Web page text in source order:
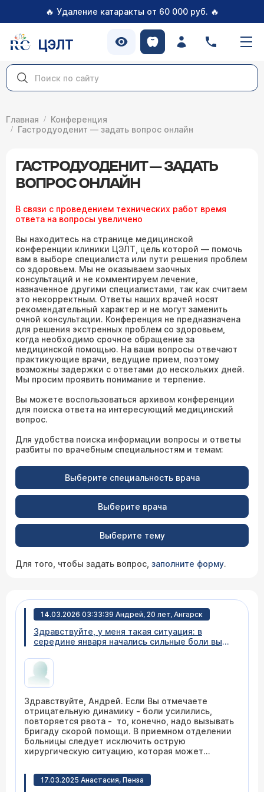
🔥 Удаление катаракты от 60 000 руб. 🔥
ЦЭЛТ
Главная
Конференция
Гастродуоденит — задать вопрос онлайн
ГАСТРОДУОДЕНИТ — ЗАДАТЬ
ВОПРОС ОНЛАЙН
В связи с проведением технических работ время
ответа на вопросы увеличено
Вы находитесь на странице медицинской
конференции клиники ЦЭЛТ, цель которой — помочь
вам в выборе специалиста или пути решения проблем
со здоровьем. Мы не оказываем заочных
консультаций и не комментируем лечение,
назначенное другими специалистами, так как считаем
это некорректным. Ответы наших врачей носят
рекомендательный характер и не могут заменить
очной консультации. Конференция не предназначена
для решения экстренных проблем со здоровьем,
когда необходимо срочное обращение за
медицинской помощью. На ваши вопросы отвечают
практикующие врачи, ведущие прием, поэтому
возможны задержки с ответами до нескольких дней.
Мы просим проявить понимание и терпение.
Вы можете воспользоваться архивом конференции
для поиска ответа на интересующий медицинский
вопрос.
Для удобства поиска информации вопросы и ответы
разбиты по врачебным специальностям и темам:
Выберите специальность врача
Выберите врача
Выберите тему
Для того, чтобы задать вопрос, заполните форму.
14.03.2026 03:33:39 Андрей, 20 лет, Ангарск
Здравствуйте, у меня такая ситуация: в
середине января начались сильные боли выше
обратился к терапевту, прошёл анализы, фдгс,
УЗИ, на УЗИ патологий не обнаружили, на фдгс
обнаружили острый гастрит, острый
ДГР недостаточность привратника, пропил
таблетки 2 недели, на этой неделе опять
начались боли и рвота желчью, в среду не
спал всю ночь, так как боль была сильнее,
вызвал скорую, забрали в больницу, там
осмотрел хирург поставил дискинезия
таблетки, сказал, что при повторных болях
также вызвать скорую и описать ситуацию, у
Здравствуйте, Андрей. Если Вы отмечаете
отрицательную динамику - боли усилились,
повторяется рвота - то, конечно, надо вызывать
бригаду скорой помощи. В приемном отделении
больницы следует исключить острую
хирургическую ситуацию, которая может
обследования на консультацию к терапевту или
17.03.2025 Анастасия, Пенза